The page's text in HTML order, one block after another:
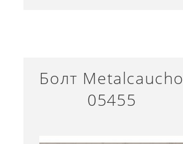
Болт Metalcaucho
05455